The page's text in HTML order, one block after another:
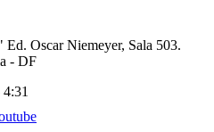
Oscar Niemeyer, Sala 503.
- DF